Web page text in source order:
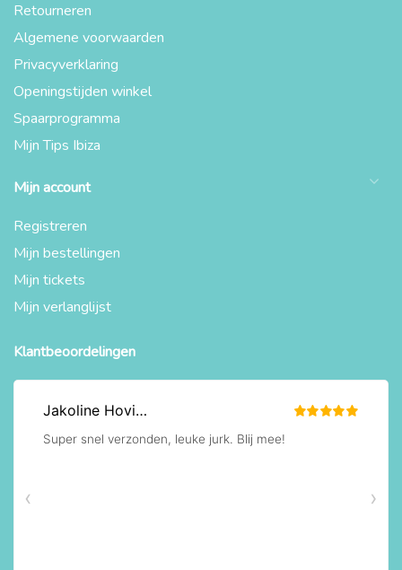
Retourneren
Algemene voorwaarden
Privacyverklaring
Openingstijden winkel
Spaarprogramma
Mijn Tips Ibiza
Mijn account
Registreren
Mijn bestellingen
Mijn tickets
Mijn verlanglijst
Klantbeoordelingen